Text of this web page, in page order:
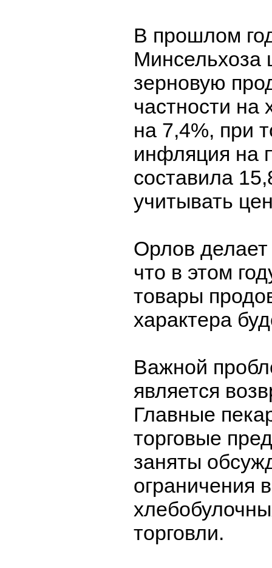
В прошлом
Минсельхоза
зерновую
частности на
на 7,4%, при
инфляция на
составила
учитывать
Орлов
что в этом
товары
характера
Важной
является
Главные
торговые
заняты
ограничения
торговли.